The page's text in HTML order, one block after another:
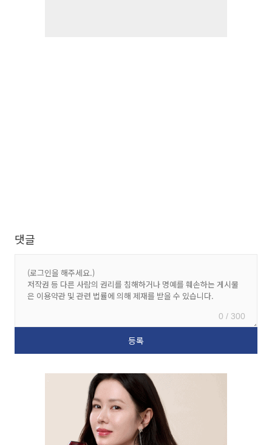
댓글
0 / 300